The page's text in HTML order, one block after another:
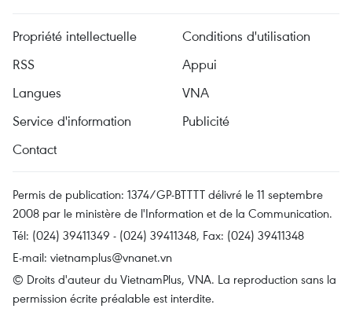
Propriété intellectuelle
Conditions d'utilisation
RSS
Appui
Langues
VNA
Service d'information
Publicité
Contact
Permis de publication: 1374/GP-BTTTT délivré le 11 septembre
2008 par le ministère de l'Information et de la Communication.
Tél: (024) 39411349 - (024) 39411348, Fax: (024) 39411348
E-mail: vietnamplus@vnanet.vn
© Droits d'auteur du VietnamPlus, VNA. La reproduction sans la
permission écrite préalable est interdite.